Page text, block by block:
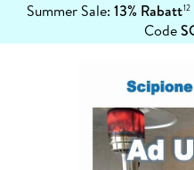
Summer Sale: 13% Rabatt12
Code
erfahren